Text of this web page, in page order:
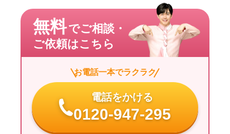
無料でご相談・
ご依頼はこちら
お電話一本でラクラク
電話をかける
0120-947-295